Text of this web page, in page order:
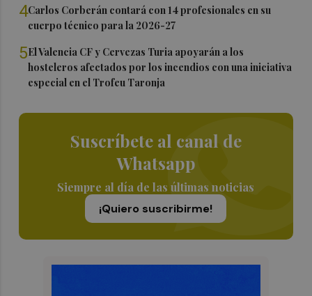
4Carlos Corberán contará con 14 profesionales en su
cuerpo técnico para la 2026-27
5El Valencia CF y Cervezas Turia apoyarán a los
hosteleros afectados por los incendios con una iniciativa
especial en el Trofeu Taronja
Suscríbete al canal de
Whatsapp
Siempre al día de las últimas noticias
¡Quiero suscribirme!